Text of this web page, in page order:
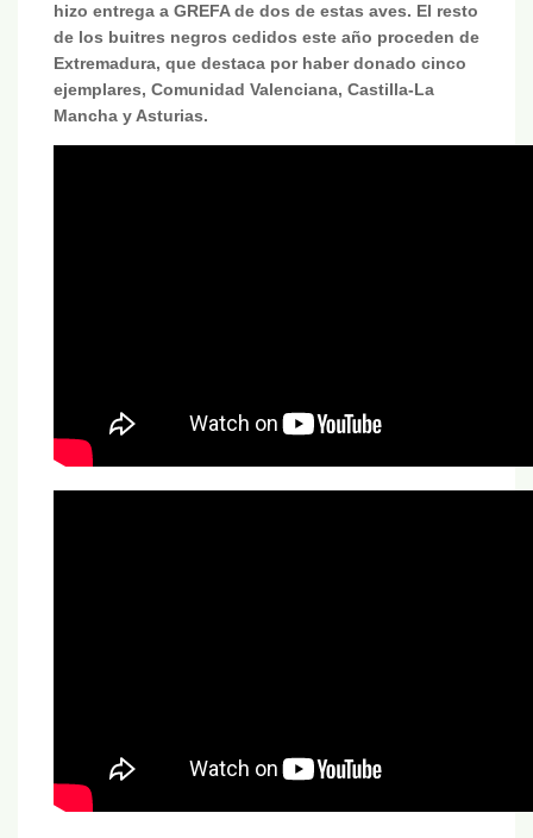
hizo entrega a GREFA de dos de estas aves. El resto
de los buitres negros cedidos este año proceden de
Extremadura, que destaca por haber donado cinco
ejemplares, Comunidad Valenciana, Castilla-La
Mancha y Asturias.